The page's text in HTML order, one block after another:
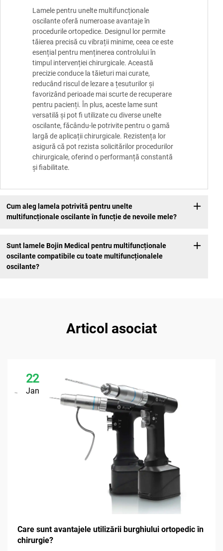
Lamele pentru unelte multifuncționale
oscilante oferă numeroase avantaje în
procedurile ortopedice. Designul lor permite
tăierea precisă cu vibrații minime, ceea ce este
esențial pentru menținerea controlului în
timpul intervenției chirurgicale. Această
precizie conduce la tăieturi mai curate,
reducând riscul de lezare a țesuturilor și
favorizând perioade mai scurte de recuperare
pentru pacienți. În plus, aceste lame sunt
versatilă și pot fi utilizate cu diverse unelte
oscilante, făcându-le potrivite pentru o gamă
largă de aplicații chirurgicale. Rezistența lor
asigură că pot rezista solicitărilor procedurilor
chirurgicale, oferind o performanță constantă
și fiabilitate.
Cum aleg lamela potrivită pentru unelte
multifuncționale oscilante în funcție de nevoile mele?
Sunt lamele Bojin Medical pentru multifuncționale
oscilante compatibile cu toate multifuncționalele
oscilante?
Articol asociat
22
Jan
Care sunt avantajele utilizării burghiului ortopedic în
chirurgie?